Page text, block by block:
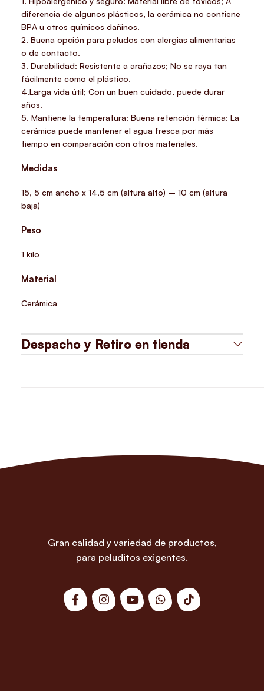
diferencia de algunos plásticos, la cerámica no contiene
BPA u otros químicos dañinos.
2. Buena opción para peludos con alergias alimentarias
o de contacto.
3. Durabilidad: Resistente a arañazos; No se raya tan
fácilmente como el plástico.
4.Larga vida útil; Con un buen cuidado, puede durar
años.
5. Mantiene la temperatura: Buena retención térmica: La
cerámica puede mantener el agua fresca por más
tiempo en comparación con otros materiales.
Medidas
15, 5 cm ancho x 14,5 cm (altura alto) – 10 cm (altura
baja)
Peso
1 kilo
Material
Cerámica
Despacho y Retiro en tienda
Gran calidad y variedad de productos,
para peluditos exigentes.